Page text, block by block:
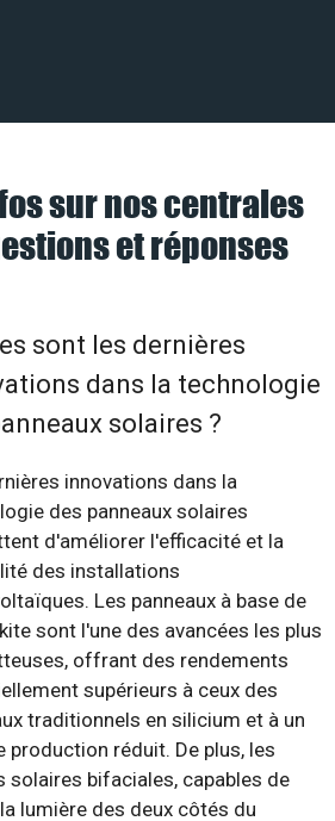
sur nos centrales
et réponses
sont les dernières
dans la technologie
solaires ?
innovations dans la
des panneaux solaires
d'améliorer l'efficacité et la
des installations
Les panneaux à base de
sont l'une des avancées les plus
offrant des rendements
supérieurs à ceux des
traditionnels en silicium et à un
production réduit. De plus, les
solaires bifaciales, capables de
lumière des deux côtés du